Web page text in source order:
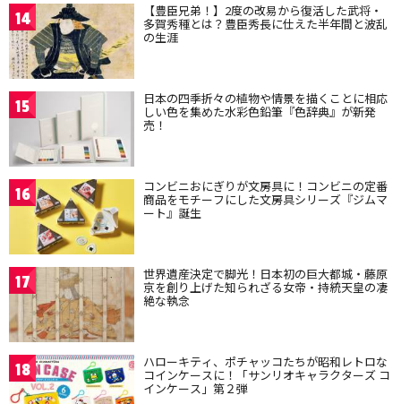
14 【豊臣兄弟！】2度の改易から復活した武将・
多賀秀種とは？豊臣秀長に仕えた半年間と波乱
の生涯
15 日本の四季折々の植物や情景を描くことに相応
しい色を集めた水彩色鉛筆『色辞典』が新発
売！
16 コンビニおにぎりが文房具に！コンビニの定番
商品をモチーフにした文房具シリーズ『ジムマ
ート』誕生
17 世界遺産決定で脚光！日本初の巨大都城・藤原
京を創り上げた知られざる女帝・持統天皇の凄
絶な執念
18 ハローキティ、ポチャッコたちが昭和レトロな
コインケースに！「サンリオキャラクターズ コ
インケース」第２弾